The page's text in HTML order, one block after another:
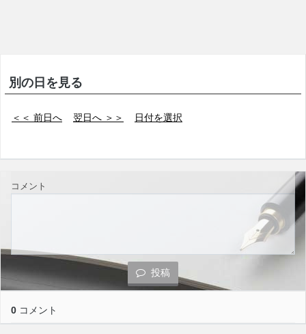
別の日を見る
＜＜ 前日へ 翌日へ ＞＞ 日付を選択
コメント
投稿
0 コメント